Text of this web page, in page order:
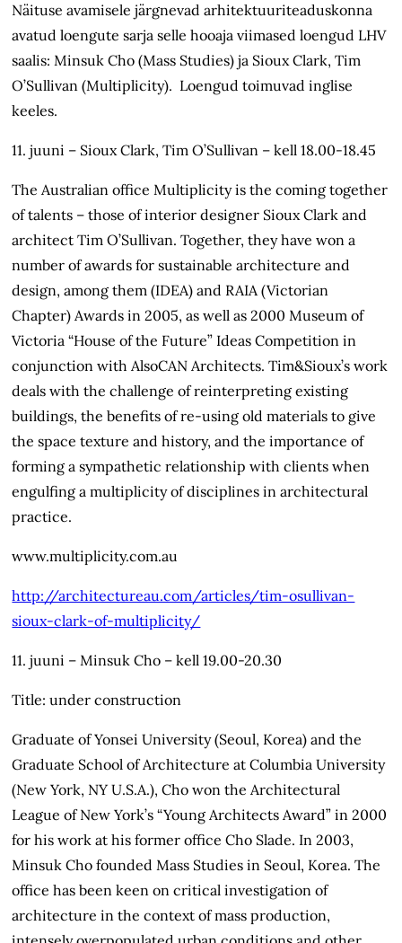
Näituse avamisele järgnevad arhitektuuriteaduskonna
avatud loengute sarja selle hooaja viimased loengud LHV
saalis: Minsuk Cho (Mass Studies) ja Sioux Clark, Tim
O’Sullivan (Multiplicity). Loengud toimuvad inglise
keeles.
11. juuni – Sioux Clark, Tim O’Sullivan – kell 18.00-18.45
The Australian office Multiplicity is the coming together
of talents – those of interior designer Sioux Clark and
architect Tim O’Sullivan. Together, they have won a
number of awards for sustainable architecture and
design, among them (IDEA) and RAIA (Victorian
Chapter) Awards in 2005, as well as 2000 Museum of
Victoria “House of the Future” Ideas Competition in
conjunction with AlsoCAN Architects. Tim&Sioux’s work
deals with the challenge of reinterpreting existing
buildings, the benefits of re-using old materials to give
the space texture and history, and the importance of
forming a sympathetic relationship with clients when
engulfing a multiplicity of disciplines in architectural
practice.
www.multiplicity.com.au
http://architectureau.com/articles/tim-osullivan-
sioux-clark-of-multiplicity/
11. juuni – Minsuk Cho – kell 19.00-20.30
Title: under construction
Graduate of Yonsei University (Seoul, Korea) and the
Graduate School of Architecture at Columbia University
(New York, NY U.S.A.), Cho won the Architectural
League of New York’s “Young Architects Award” in 2000
for his work at his former office Cho Slade. In 2003,
Minsuk Cho founded Mass Studies in Seoul, Korea. The
office has been keen on critical investigation of
architecture in the context of mass production,